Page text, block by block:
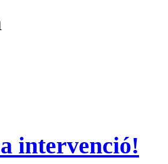
intervenció!